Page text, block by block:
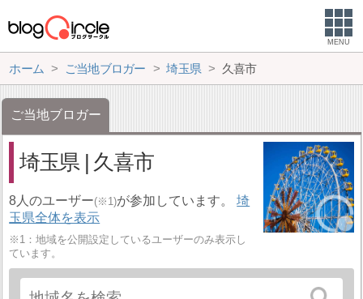
MENU
ホーム ご当地ブロガー 埼玉県 久喜市
ご当地ブロガー
埼玉県 | 久喜市
8人のユーザー(※1)が参加しています。埼
玉県全体を表示
※1：地域を公開設定しているユーザーのみ表示し
ています。